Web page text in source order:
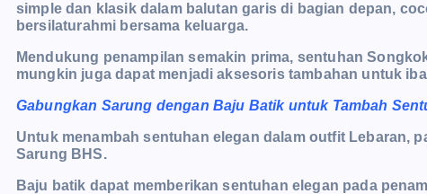
simple dan klasik dalam balutan garis di bagian depan,
bersilaturahmi bersama keluarga.
Mendukung penampilan semakin prima, sentuhan
mungkin juga dapat menjadi aksesoris tambahan untuk
Gabungkan Sarung dengan Baju Batik untuk Tambah
Untuk menambah sentuhan elegan dalam outfit Lebaran,
Sarung BHS.
Baju batik dapat memberikan sentuhan elegan pada